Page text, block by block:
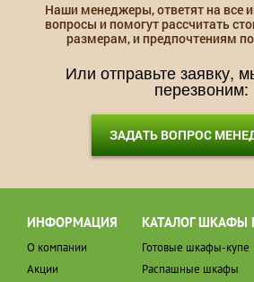
Наши менеджеры, ответят на все
вопросы и помогут рассчитать
размерам, и предпочтениям
Или отправьте заявку,
перезвоним:
ЗАДАТЬ ВОПРОС
ИНФОРМАЦИЯ
О компании
Акции
КАТАЛОГ ШКАФЫ
Готовые шкафы-купе
Распашные шкафы